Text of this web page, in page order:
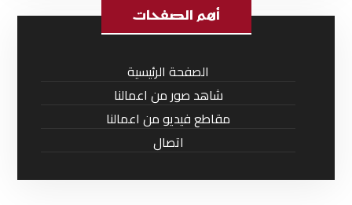
أهم الصفحات
الصفحة الرئيسية
شاهد صور من اعمالنا
مقاطع فيديو من اعمالنا
اتصال